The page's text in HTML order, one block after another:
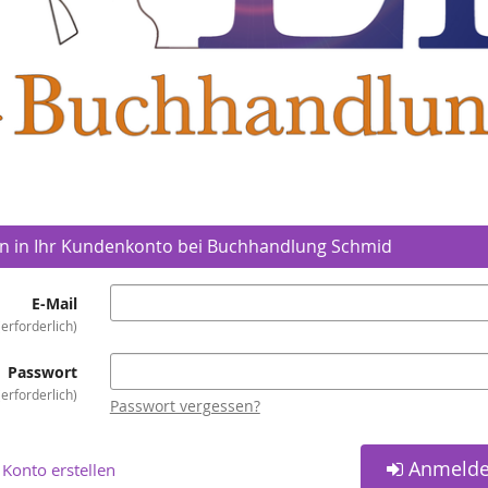
in Ihr Kundenkonto bei Buchhandlung Schmid
E-Mail
erforderlich
Passwort
erforderlich
Passwort vergessen?
erstellen